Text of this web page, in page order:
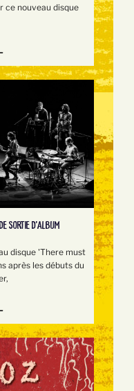
ce nouveau disque
SORTIE D'ALBUM
disque 'There must
après les débuts du